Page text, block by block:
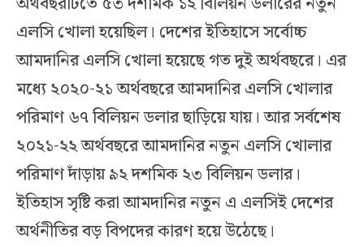
এলসি খোলা হয়েছিল। দেশের ইতিহাসে সর্বোচ্চ
আমদানির এলসি খোলা হয়েছে গত দুই অর্থবছরে। এর
মধ্যে ২০২০-২১ অর্থবছরে আমদানির এলসি খোলার
পরিমাণ ৬৭ বিলিয়ন ডলার ছাড়িয়ে যায়। আর সর্বশেষ
২০২১-২২ অর্থবছরে আমদানির নতুন এলসি খোলার
পরিমাণ দাঁড়ায় ৯২ দশমিক ২৩ বিলিয়ন ডলার।
ইতিহাস সৃষ্টি করা আমদানির নতুন এ এলসিই দেশের
অর্থনীতির বড় বিপদের কারণ হয়ে উঠেছে।